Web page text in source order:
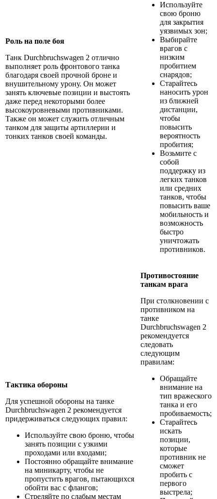
Роль на поле боя
Танк Durchbruchswagen 2 отлично
выполняет роль фронтового танка
благодаря своей прочной броне и
внушительному урону. Он может
занять ключевые позиции и выстоять
даже перед некоторыми более
высокоуровневыми противниками.
Также он может служить отличным
танком для защиты артиллерии и
тонких танков своей команды.
Используйте
свою броню
для закрытия
уязвимых зон;
Выбирайте
врагов с
низким
пробитием
снарядов;
Старайтесь
наносить урон
из ближней
дистанции,
чтобы
повысить
вероятность
пробития;
Возьмите с
собой
поддержку из
легких танков
или средних
танков, чтобы
повысить ваше
мобильность и
возможность
быстро
уничтожать
противников.
Тактика обороны
Для успешной обороны на танке
Durchbruchswagen 2 рекомендуется
придерживаться следующих правил:
Используйте свою броню, чтобы
занять позиции с узкими
проходами или входами;
Постоянно обращайте внимание
на миникарту, чтобы не
пропустить врагов, пытающихся
обойти вас с флангов;
Стреляйте по слабым местам
Противостояние
танкам врага
При столкновении с
противником на
танке
Durchbruchswagen 2
рекомендуется
следовать
следующим
правилам:
Обращайте
внимание на
тип вражеского
танка и его
пробиваемость;
Старайтесь
искать
позиции,
которые
противник не
сможет
пробить с
первого
выстрела;